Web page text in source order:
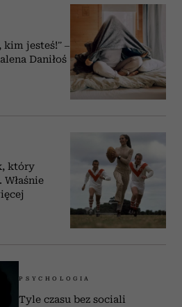
kim jesteś!” –
Daniłoś
który
PSYCHOLOGIA
Tyle czasu bez sociali